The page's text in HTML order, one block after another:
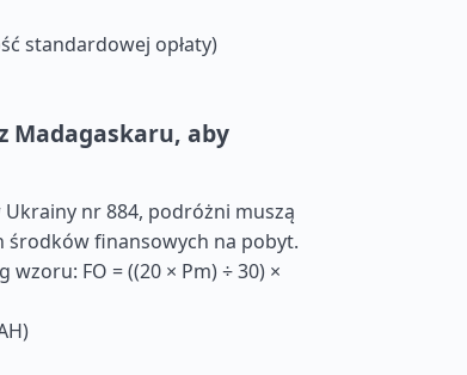
standardowej opłaty)
Madagaskaru, aby
nr 884, podróżni muszą
środków finansowych na pobyt.
FO = ((20 × Pm) ÷ 30) ×